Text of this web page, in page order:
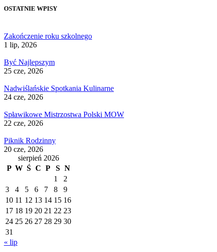
OSTATNIE WPISY
Zakończenie roku szkolnego
1 lip, 2026
Być Najlepszym
25 cze, 2026
Nadwiślańskie Spotkania Kulinarne
24 cze, 2026
Spławikowe Mistrzostwa Polski MOW
22 cze, 2026
Piknik Rodzinny
20 cze, 2026
sierpień 2026
P W Ś C P S N
1
2
3
4 5 6 7 8
9
10 11 12 13 14 15 16
17 18 19 20 21 22 23
24 25 26 27 28 29 30
31
« lip